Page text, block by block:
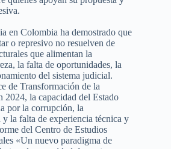
en Colombia ha demostrado que
o represivo no resuelven de
que alimentan la
la falta de oportunidades, la
del sistema judicial.
de Transformación de la
2024, la capacidad del Estado
por la corrupción, la
la falta de experiencia técnica y
del Centro de Estudios
«Un nuevo paradigma de